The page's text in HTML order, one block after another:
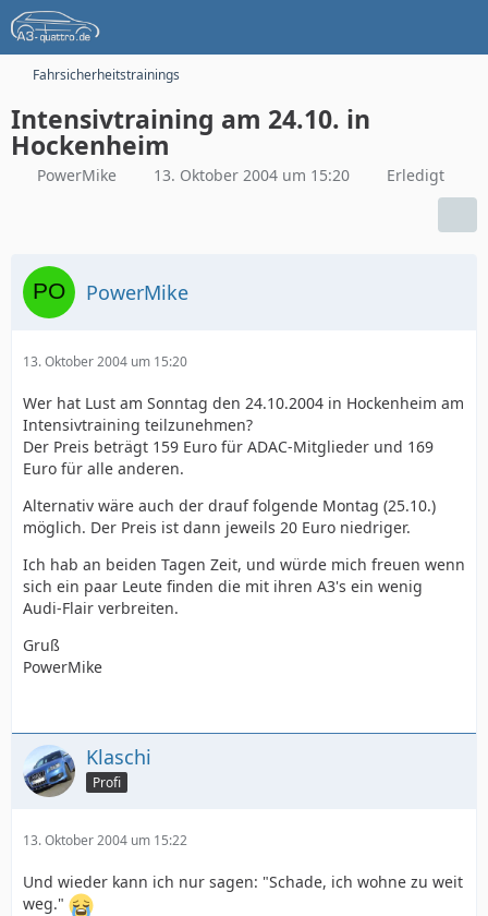
Fahrsicherheitstrainings
Intensivtraining am 24.10. in
Hockenheim
PowerMike 13. Oktober 2004 um 15:20 Erledigt
PowerMike
13. Oktober 2004 um 15:20
Wer hat Lust am Sonntag den 24.10.2004 in Hockenheim am
Intensivtraining teilzunehmen?
Der Preis beträgt 159 Euro für ADAC-Mitglieder und 169
Euro für alle anderen.
Alternativ wäre auch der drauf folgende Montag (25.10.)
möglich. Der Preis ist dann jeweils 20 Euro niedriger.
Ich hab an beiden Tagen Zeit, und würde mich freuen wenn
sich ein paar Leute finden die mit ihren A3's ein wenig
Audi-Flair verbreiten.
Gruß
PowerMike
Klaschi
Profi
13. Oktober 2004 um 15:22
Und wieder kann ich nur sagen: "Schade, ich wohne zu weit
weg."